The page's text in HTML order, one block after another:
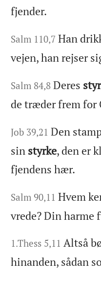
fjender.
Salm 110,7 Han
vejen, han rejser
Salm 84,8 Deres
de træder frem for
Job 39,21 Den
sin styrke, den er
fjendens hær.
Salm 90,11 Hvem
vrede? Din harme
1.Thess 5,11 Altså
hinanden, sådan